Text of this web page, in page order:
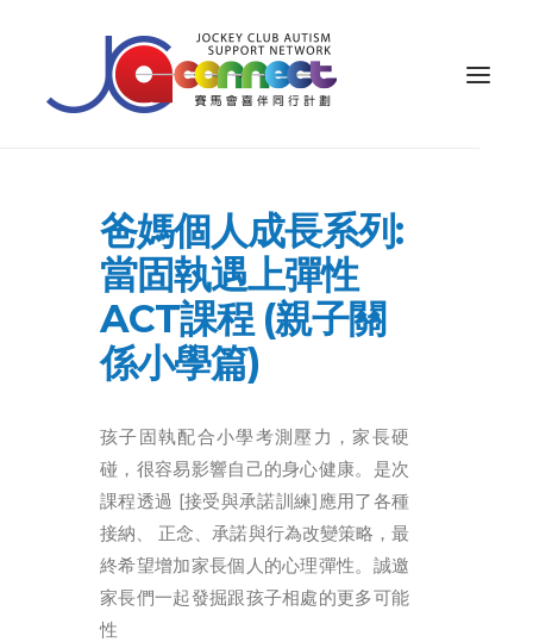
CAREGIVER SUPPORT
PUBLIC EDUCATION
PROFESSIONAL KNOWLEDGE
PARENTS’ ZONE
IMPACT
RESOURCES
HOME PAGE
爸媽個人成長系列:
當固執遇上彈性
ACT課程 (親子關
係小學篇)
孩子固執配合小學考測壓力，家長硬
碰，很容易影響自己的身心健康。是次
課程透過 [接受與承諾訓練]應用了各種
接納、 正念、承諾與行為改變策略，最
終希望增加家長個人的心理彈性。誠邀
家長們一起發掘跟孩子相處的更多可能
性